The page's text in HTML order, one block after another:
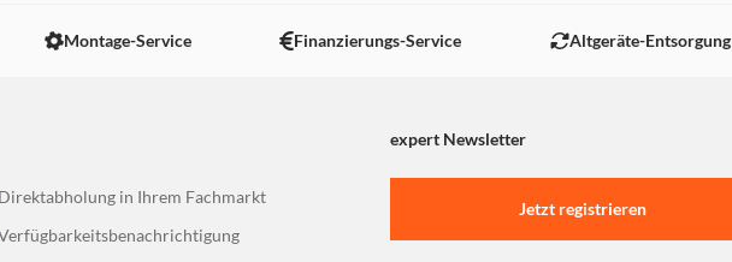
Montage-Service Finanzierungs-Service Altgeräte-Entsorgung
expert Newsletter
Direktabholung in Ihrem Fachmarkt
Jetzt registrieren